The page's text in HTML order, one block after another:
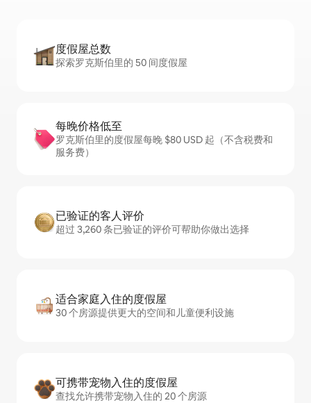
度假屋总数
探索罗克斯伯里的 50 间度假屋
每晚价格低至
罗克斯伯里的度假屋每晚 $80 USD 起（不含税费和
服务费）
已验证的客人评价
超过 3,260 条已验证的评价可帮助你做出选择
适合家庭入住的度假屋
30 个房源提供更大的空间和儿童便利设施
可携带宠物入住的度假屋
查找允许携带宠物入住的 20 个房源